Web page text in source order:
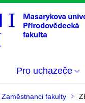
Pro uchazeče
Zaměstnanci fakulty